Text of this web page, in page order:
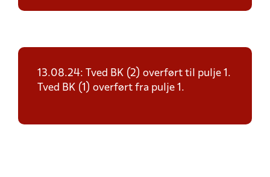
13.08.24: Tved BK (2) overført til pulje 1.
Tved BK (1) overført fra pulje 1.